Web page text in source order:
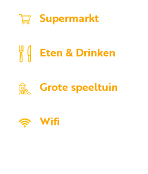
Supermarkt
Eten & Drinken
Grote speeltuin
Wifi